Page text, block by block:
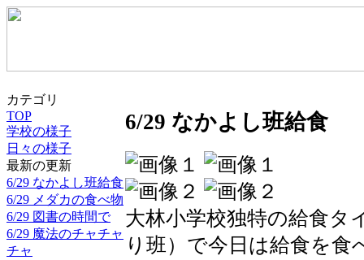
カテゴリ
TOP
学校の様子
日々の様子
最新の更新
6/29 なかよし班給食
6/29 メダカの食べ物
6/29 図書の時間で
6/29 魔法のチャチャ
チャ
6/29 なかよし班給食
大林小学校独特の給食タ
り班）で今日は給食を食